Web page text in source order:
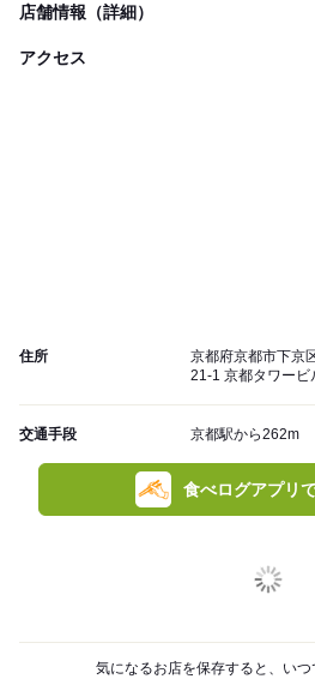
店舗情報（詳細）
アクセス
住所
京都府京都市下京
21-1 京都タワービ
交通手段 京都駅から262m
食べログアプリ
気になるお店を保存すると、いつ